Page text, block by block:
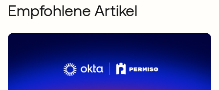
Empfohlene Artikel